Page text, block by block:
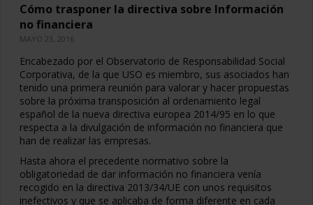
Cómo trasponer la directiva sobre Información
no financiera
MAYO 23, 2016
Encabezado por el Observatorio de Responsabilidad Social
Corporativa, de la que USO es miembro, sus asociados han
tenido una primera reunión para valorar y hacer propuestas
sobre la próxima transposición al ordenamiento legal
español de la nueva directiva europea 2014/95 en lo que
respecta a la divulgación de información no financiera que
han de realizar las empresas.
Hasta ahora el precedente normativo sobre la
obligatoriedad de dar información no financiera venía
recogido en la directiva 2013/34/UE con unos requisitos
inefectivos y que se aplicaba de forma diferente en cada